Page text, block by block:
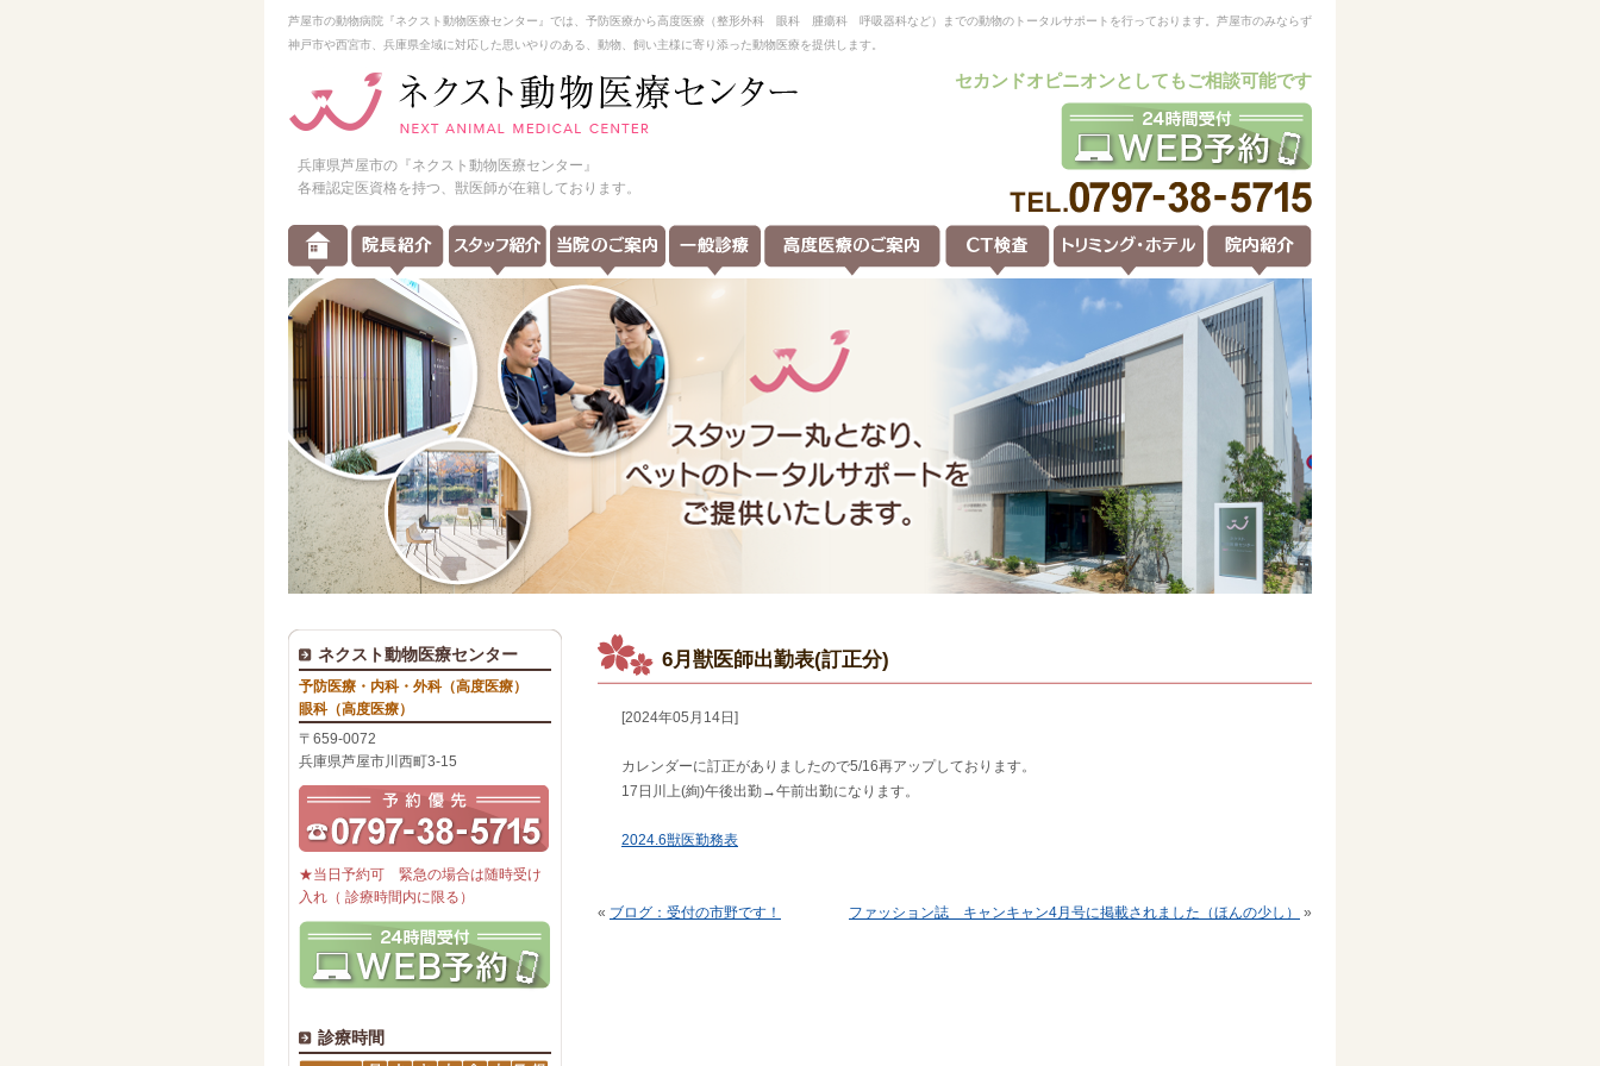
芦屋市の動物病院『ネクスト動物医療センター』では、予防医療から高度医療（整形外科 眼科 腫瘍科 呼吸器科など）までの動物のトータルサポートを行っております。芦屋市のみならず
神戸市や西宮市、兵庫県全域に対応した思いやりのある、動物、飼い主様に寄り添った動物医療を提供します。
セカンドオピニオンとしてもご相談可能です
兵庫県芦屋市の『ネクスト動物医療センター』
各種認定医資格を持つ、獣医師が在籍しております。
6月獣医師出勤表(訂正分)
[2024年05月14日]
カレンダーに訂正がありましたので5/16再アップしております。
17日川上(絢)午後出勤→午前出勤になります。
2024.6獣医勤務表
« ブログ：受付の市野です！ ファッション誌 キャンキャン4月号に掲載されました（ほんの少し） »
ネクスト動物医療センター
予防医療・内科・外科（高度医療）
眼科（高度医療）
〒659-0072
兵庫県芦屋市川西町3-15
★当日予約可 緊急の場合は随時受け
入れ（ 診療時間内に限る）
診療時間